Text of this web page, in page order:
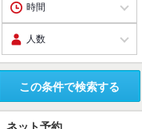
この条件で検索する